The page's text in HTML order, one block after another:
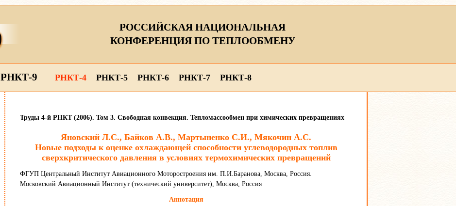
РОССИЙСКАЯ НАЦИОНАЛЬНАЯ
КОНФЕРЕНЦИЯ ПО ТЕПЛООБМЕНУ
РНКТ-9 РНКТ-4 РНКТ-5 РНКТ-6 РНКТ-7 РНКТ-8
Труды 4-й РНКТ (2006). Том 3. Свободная конвекция. Тепломассообмен при химических превращениях
Яновский Л.С., Байков А.В., Мартыненко С.И., Мякочин А.С.
Новые подходы к оценке охлаждающей способности углеводородных топлив
сверхкритического давления в условиях термохимических превращений
ФГУП Центральный Институт Авиационного Моторостроения им. П.И.Баранова, Москва, Россия.
Московский Авиационный Институт (технический университет), Москва, Россия
Аннотация